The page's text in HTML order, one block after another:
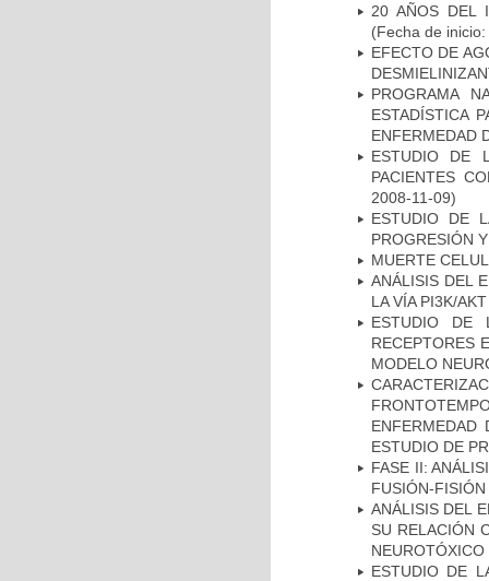
20 AÑOS DEL
(Fecha de
EFECTO DE
PROGRAMA
ESTADÍSTICA
ENFERMEDAD
ESTUDIO DE
PACIENTES
2008-11-09)
ESTUDIO DE
PROGRESIÓN
MUERTE
ANÁLISIS DEL
LA VÍA PI3K/
ESTUDIO DE
RECEPTORES
MODELO
ENFERMEDAD
ESTUDIO DE
FASE II:
FUSIÓN-
ANÁLISIS DEL
SU RELACIÓN
NEUROTÓXICO
ESTUDIO DE